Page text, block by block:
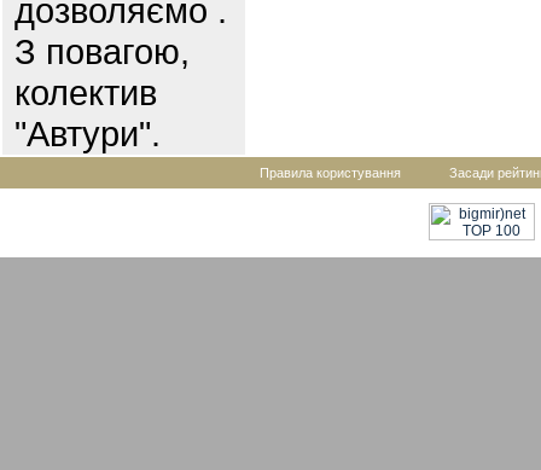
дозволяємо .
З повагою,
колектив
"Автури".
Правила користування Засади